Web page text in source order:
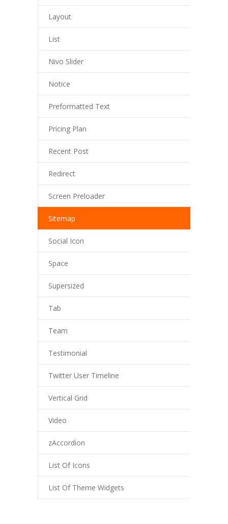
Layout
List
Nivo Slider
Notice
Preformatted Text
Pricing Plan
Recent Post
Redirect
Screen Preloader
Sitemap
Social Icon
Space
Supersized
Tab
Team
Testimonial
Twitter User Timeline
Vertical Grid
Video
zAccordion
List Of Icons
List Of Theme Widgets